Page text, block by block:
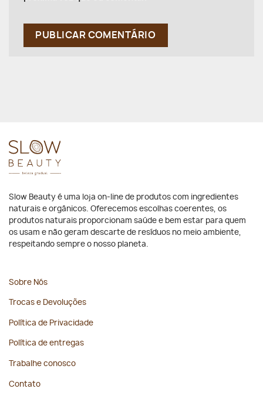
Slow Beauty é uma loja on-line de produtos com ingredientes
naturais e orgânicos. Oferecemos escolhas coerentes, os
produtos naturais proporcionam saúde e bem estar para quem
os usam e não geram descarte de resíduos no meio ambiente,
respeitando sempre o nosso planeta.
Sobre Nós
Trocas e Devoluções
Política de Privacidade
Política de entregas
Trabalhe conosco
Contato